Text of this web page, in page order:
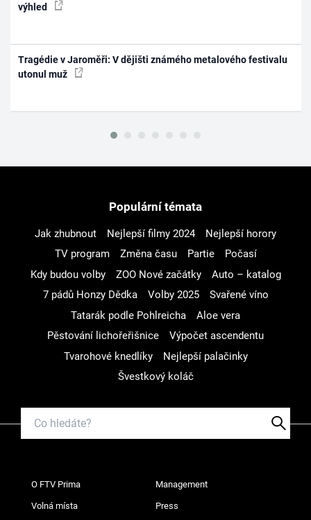
výhled
Tragédie v Jaroměři: V dějišti známého metalového festivalu
utonul muž
Populární témata
Jak zhubnout Nejlepší filmy 2024
Nejlepší horory
TV program
Změna času Partie
Počasí
Kdy budou volby
ZOO Nové začátky
Auto – katalog
7 pádů Honzy Dědka
Volby 2025
Svařené víno
Tatarák podle Pohlreicha
Aloe vera
Pěstování lichořeřišnice
Výpočet ascendentu
Tvarohové knedlíky
Nejlepší palačinky
Švestkový koláč
O FTV Prima Management
Volná místa Press